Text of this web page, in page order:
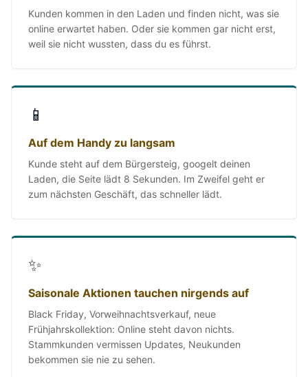
Kunden kommen in den Laden und finden nicht, was sie
online erwartet haben. Oder sie kommen gar nicht erst,
weil sie nicht wussten, dass du es führst.
📱
Auf dem Handy zu langsam
Kunde steht auf dem Bürgersteig, googelt deinen
Laden, die Seite lädt 8 Sekunden. Im Zweifel geht er
zum nächsten Geschäft, das schneller lädt.
✨
Saisonale Aktionen tauchen nirgends auf
Black Friday, Vorweihnachtsverkauf, neue
Frühjahrskollektion: Online steht davon nichts.
Stammkunden vermissen Updates, Neukunden
bekommen sie nie zu sehen.